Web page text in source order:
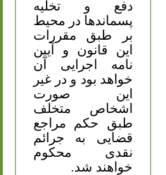
دفع و تخلیه
پسماندها در محیط
بر طبق مقررات
این قانون و آیین
نامه اجرایی آن
خواهد بود و در غیر
این صورت
اشخاص متخلف
طبق حکم مراجع
قضایی به جرائم
نقدی محکوم
خواهند شد.